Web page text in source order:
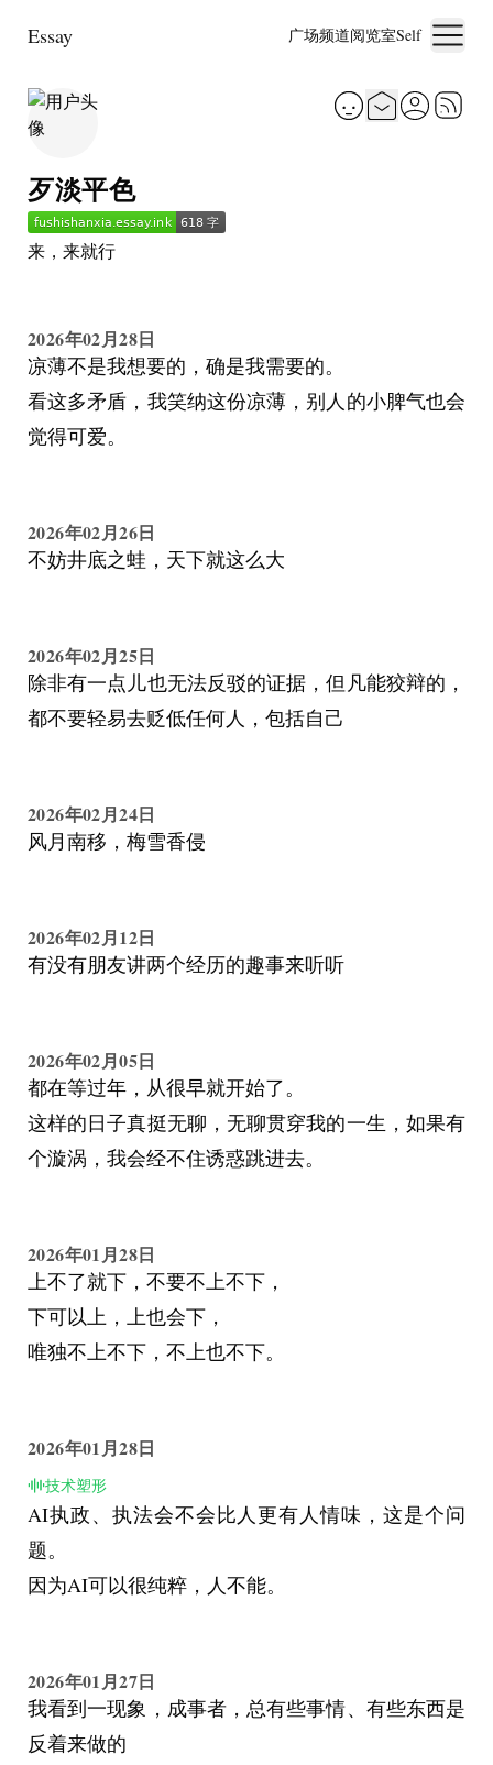
Essay 广场频道阅览室Self
歹淡平色
来，来就行
2026年02月28日
凉薄不是我想要的，确是我需要的。
看这多矛盾，我笑纳这份凉薄，别人的小脾气也会
觉得可爱。
2026年02月26日
不妨井底之蛙，天下就这么大
2026年02月25日
除非有一点儿也无法反驳的证据，但凡能狡辩的，
都不要轻易去贬低任何人，包括自己
2026年02月24日
风月南移，梅雪香侵
2026年02月12日
有没有朋友讲两个经历的趣事来听听
2026年02月05日
都在等过年，从很早就开始了。
这样的日子真挺无聊，无聊贯穿我的一生，如果有
个漩涡，我会经不住诱惑跳进去。
2026年01月28日
上不了就下，不要不上不下，
下可以上，上也会下，
唯独不上不下，不上也不下。
2026年01月28日
技术塑形
AI执政、执法会不会比人更有人情味，这是个问
题。
因为AI可以很纯粹，人不能。
2026年01月27日
我看到一现象，成事者，总有些事情、有些东西是
反着来做的